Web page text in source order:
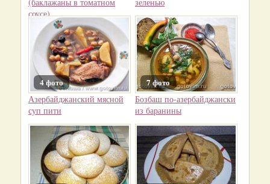
(баклажаны в томатном
соусе)
зеленью
4 фото
Азербайджанский мясной
суп пити
7 фото
Бозбаш по-азербайджански
из баранины